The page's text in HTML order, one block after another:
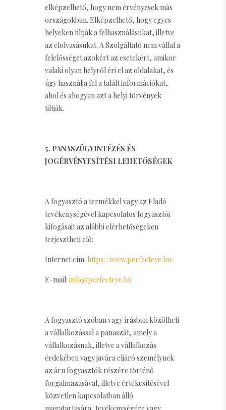
elképzelhető, hogy nem érvényesek más
országokban. Elképzelhető, hogy egyes
helyeken tiltják a felhasználásukat, illetve
az elolvasásukat. A Szolgáltató nem vállal a
felelősséget azokért az esetekért, amikor
valaki olyan helyről éri el az oldalakat, és
úgy használja fel a talált információkat,
ahol és ahogyan azt a helyi törvények
tiltják.
5. PANASZÜGYINTÉZÉS ÉS
JOGÉRVÉNYESÍTÉSI LEHETŐSÉGEK
A fogyasztó a termékkel vagy az Eladó
tevékenységével kapcsolatos fogyasztói
kifogásait az alábbi elérhetőségeken
terjesztheti elő:
Internet cím: https://www.perfecteye.hu/
E-mail: info@perfecteye.hu
A fogyasztó szóban vagy írásban közölheti
a vállalkozással a panaszát, amely a
vállalkozásnak, illetve a vállalkozás
érdekében vagy javára eljáró személynek
az áru fogyasztók részére történő
forgalmazásával, illetve értékesítésével
közvetlen kapcsolatban álló